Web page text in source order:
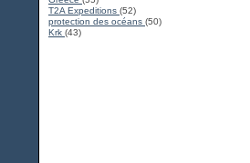
T2A Expeditions (52)
protection des océans (50)
Krk (43)